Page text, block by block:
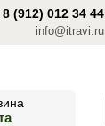
8 (912) 012 34 44
info@itravi.ru